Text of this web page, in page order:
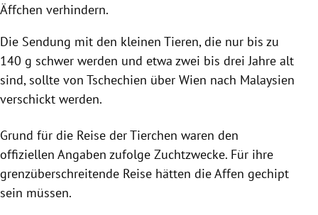
Äffchen verhindern.
Die Sendung mit den kleinen Tieren, die nur bis zu
140 g schwer werden und etwa zwei bis drei Jahre alt
sind, sollte von Tschechien über Wien nach Malaysien
verschickt werden.
Grund für die Reise der Tierchen waren den
offiziellen Angaben zufolge Zuchtzwecke. Für ihre
grenzüberschreitende Reise hätten die Affen gechipt
sein müssen.